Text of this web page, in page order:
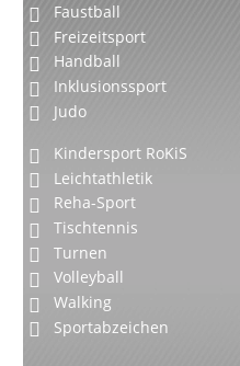
Faustball
Freizeitsport
Handball
Inklusionssport
Judo
Kindersport RoKiS
Leichtathletik
Reha-Sport
Tischtennis
Turnen
Volleyball
Walking
Sportabzeichen